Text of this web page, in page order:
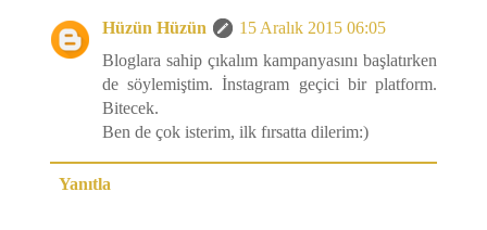
Hüzün Hüzün
15 Aralık 2015 06:05
Bloglara sahip çıkalım kampanyasını başlatırken
de söylemiştim. İnstagram geçici bir platform.
Bitecek.
Ben de çok isterim, ilk fırsatta dilerim:)
Yanıtla